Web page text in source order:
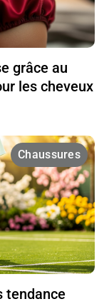
grâce au
les cheveux
Chaussures
tendance